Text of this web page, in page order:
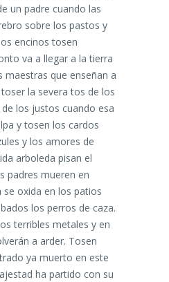
un padre cuando las
sobre los pastos y
encinos tosen
va a llegar a la tierra
maestras que enseñan a
la severa tos de los
los justos cuando esa
y tosen los cardos
y los amores de
arboleda pisan el
padres mueren en
se oxida en los patios
los perros de caza.
terribles metales y en
a arder. Tosen
ya muerto en este
ha partido con su